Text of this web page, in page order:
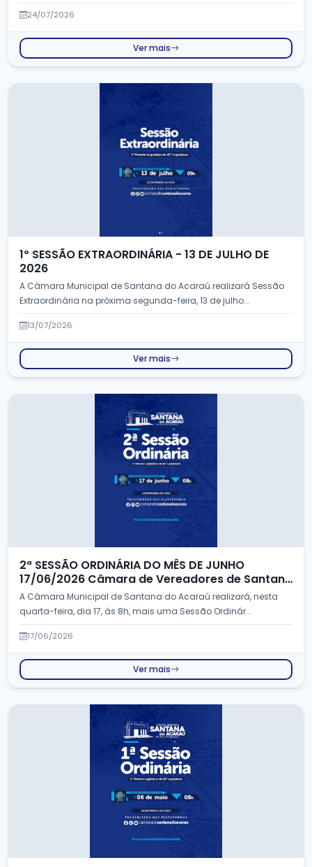
24/07/2026
Ver mais
1º SESSÃO EXTRAORDINÁRIA - 13 DE JULHO DE
2026
A Câmara Municipal de Santana do Acaraú realizará Sessão
Extraordinária na próxima segunda-feira, 13 de julho...
13/07/2026
Ver mais
2ª SESSÃO ORDINÁRIA DO MÊS DE JUNHO
17/06/2026 Câmara de Vereadores de Santana
do Acaraú -CE
A Câmara Municipal de Santana do Acaraú realizará, nesta
quarta-feira, dia 17, às 8h, mais uma Sessão Ordinár...
17/06/2026
Ver mais